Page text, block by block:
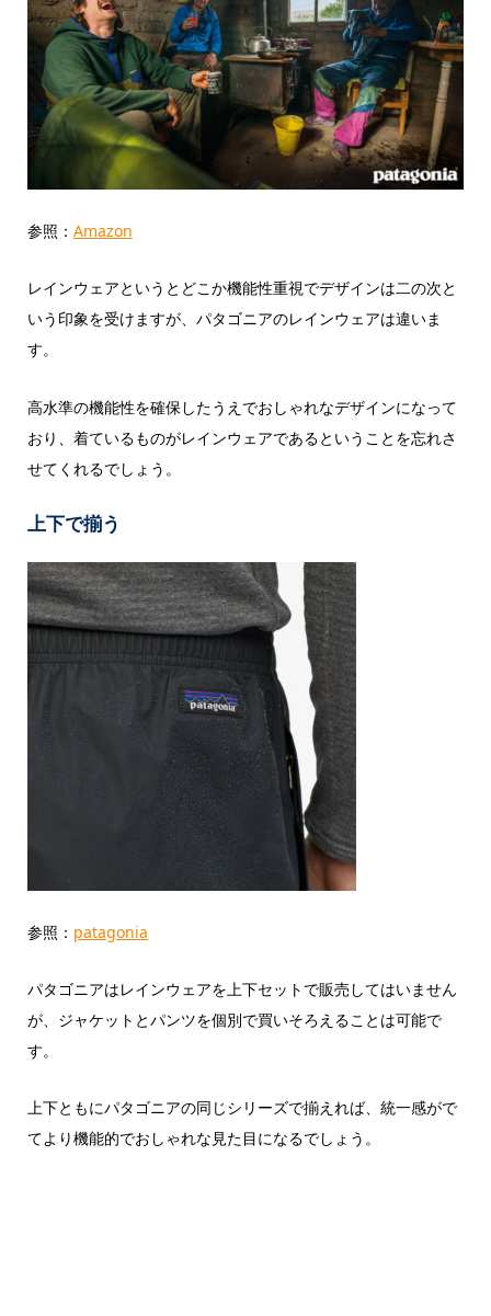
参照： Amazon
レインウェアというとどこか機能性重視でデザインは二の次と
いう印象を受けますが、パタゴニアのレインウェアは違いま
す。
高水準の機能性を確保したうえでおしゃれなデザインになって
おり、着ているものがレインウェアであるということを忘れさ
せてくれるでしょう。
上下で揃う
参照： patagonia
パタゴニアはレインウェアを上下セットで販売してはいません
が、ジャケットとパンツを個別で買いそろえることは可能で
す。
上下ともにパタゴニアの同じシリーズで揃えれば、統一感がで
てより機能的でおしゃれな見た目になるでしょう。